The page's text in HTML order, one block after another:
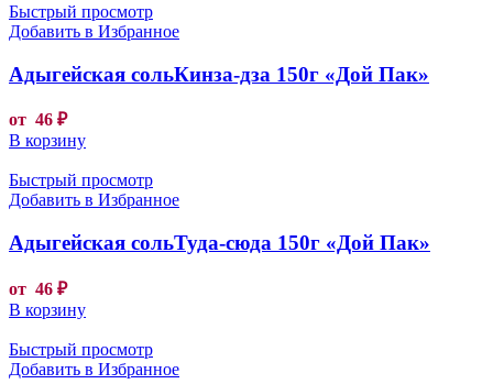
Быстрый просмотр
Добавить в Избранное
Адыгейская сольКинза-дза 150г «Дой Пак»
от 46 ₽
В корзину
Быстрый просмотр
Добавить в Избранное
Адыгейская сольТуда-сюда 150г «Дой Пак»
от 46 ₽
В корзину
Быстрый просмотр
Добавить в Избранное